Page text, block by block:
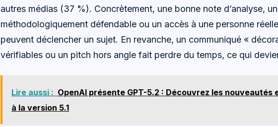
autres médias (37 %). Concrètement, une bonne note d’analyse,
méthodologiquement défendable ou un accès à une personne
peuvent déclencher un sujet. En revanche, un communiqué «
vérifiables ou un pitch hors angle fait perdre du temps, ce qui
Lire aussi : OpenAI présente GPT-5.2 : Découvrez les
à la version 5.1